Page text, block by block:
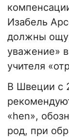
Изабель
должны
уважение»
учителя
В Швеции с
«hen»,
род, при